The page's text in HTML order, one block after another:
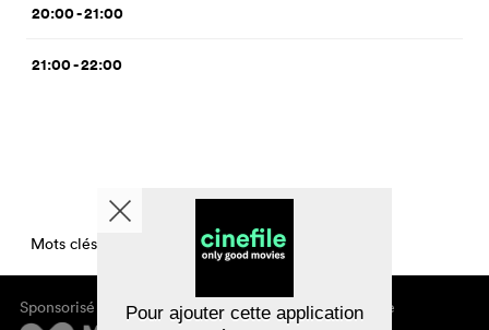
20:00 - 21:00
21:00 - 22:00
Mots clés CinemaTimesPerDay
Sponsorisé par
À propos de cinefile
Pour ajouter cette application